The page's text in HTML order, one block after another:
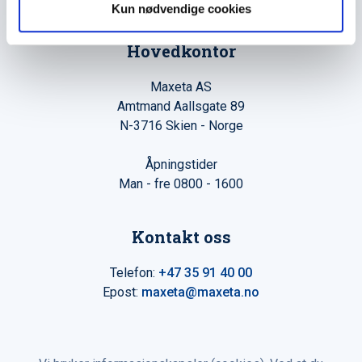
Kun nødvendige cookies
Hovedkontor
Maxeta AS
Amtmand Aallsgate 89
N-3716 Skien - Norge
Åpningstider
Man - fre 0800 - 1600
Kontakt oss
Telefon: +47 35 91 40 00
Epost: maxeta@maxeta.no